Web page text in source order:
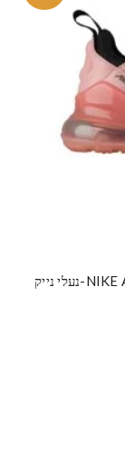
נעלי נייק-NIKE AIR MAX 270 THREE SHADES OF PINK